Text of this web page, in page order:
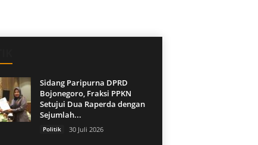
Sidang Paripurna DPRD
Bojonegoro, Fraksi PPKN
Setujui Dua Raperda dengan
Sejumlah...
Politik 30 Juli 2026